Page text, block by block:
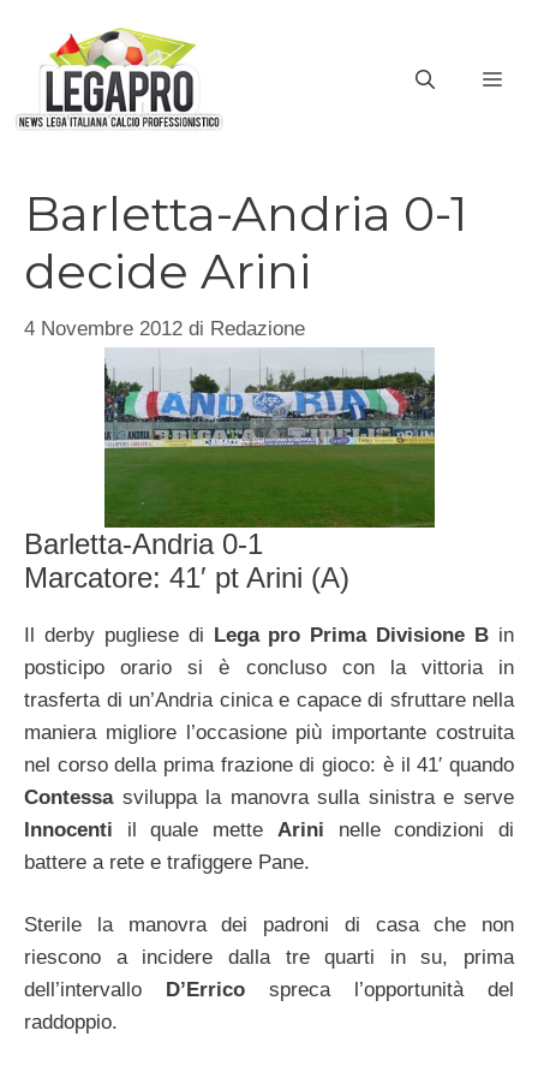
contenuto
Barletta-Andria 0-1
decide Arini
4 Novembre 2012 di Redazione
Barletta-Andria 0-1
Marcatore: 41′ pt Arini (A)
Il derby pugliese di Lega pro Prima Divisione B in
posticipo orario si è concluso con la vittoria in
trasferta di un’Andria cinica e capace di sfruttare nella
maniera migliore l’occasione più importante costruita
nel corso della prima frazione di gioco: è il 41′ quando
Contessasviluppa la manovra sulla sinistra e serve
Innocenti il quale mette Arini nelle condizioni di
battere a rete e trafiggere Pane.
Sterile la manovra dei padroni di casa che non
riescono a incidere dalla tre quarti in su, prima
dell’intervallo
D’Errico spreca l’opportunità del
raddoppio.